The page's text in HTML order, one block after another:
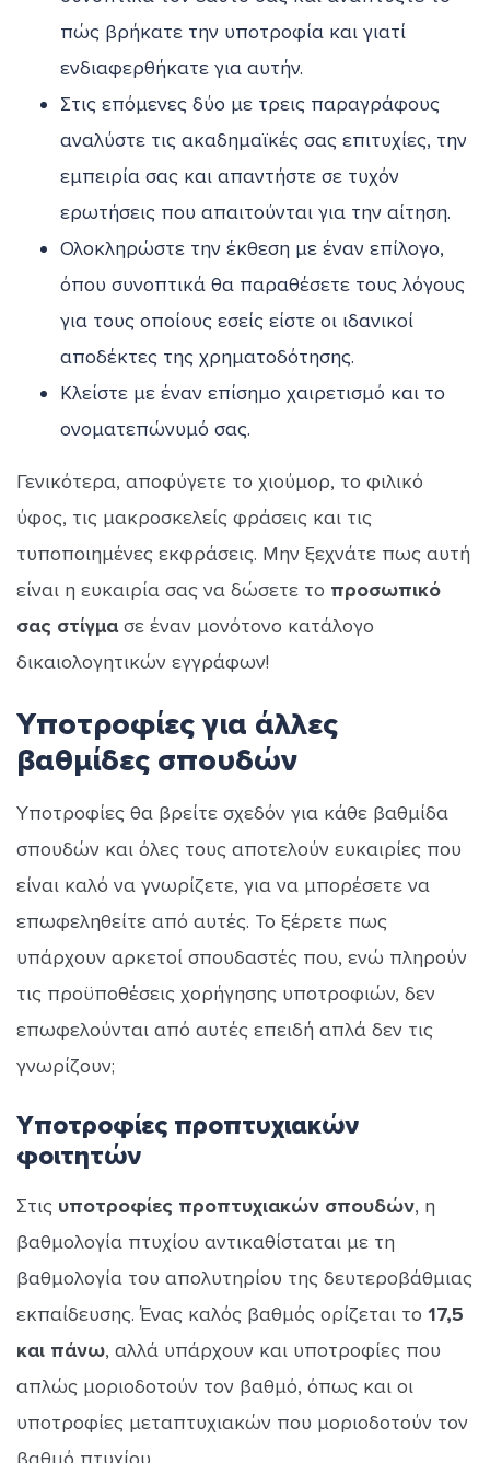
πώς βρήκατε την υποτροφία και γιατί
ενδιαφερθήκατε για αυτήν.
Στις επόμενες δύο με τρεις παραγράφους
αναλύστε τις ακαδημαϊκές σας επιτυχίες, την
εμπειρία σας και απαντήστε σε τυχόν
ερωτήσεις που απαιτούνται για την αίτηση.
Ολοκληρώστε την έκθεση με έναν επίλογο,
όπου συνοπτικά θα παραθέσετε τους λόγους
για τους οποίους εσείς είστε οι ιδανικοί
αποδέκτες της χρηματοδότησης.
Κλείστε με έναν επίσημο χαιρετισμό και το
ονοματεπώνυμό σας.
Γενικότερα, αποφύγετε το χιούμορ, το φιλικό
ύφος, τις μακροσκελείς φράσεις και τις
τυποποιημένες εκφράσεις. Μην ξεχνάτε πως αυτή
είναι η ευκαιρία σας να δώσετε το προσωπικό
σας στίγμασε έναν μονότονο κατάλογο
δικαιολογητικών εγγράφων!
Υποτροφίες για άλλες
βαθμίδες σπουδών
Υποτροφίες θα βρείτε σχεδόν για κάθε βαθμίδα
σπουδών και όλες τους αποτελούν ευκαιρίες που
είναι καλό να γνωρίζετε, για να μπορέσετε να
επωφεληθείτε από αυτές. Το ξέρετε πως
υπάρχουν αρκετοί σπουδαστές που, ενώ πληρούν
τις προϋποθέσεις χορήγησης υποτροφιών, δεν
επωφελούνται από αυτές επειδή απλά δεν τις
γνωρίζουν;
Υποτροφίες προπτυχιακών
φοιτητών
Στις υποτροφίες προπτυχιακών σπουδών, η
βαθμολογία πτυχίου αντικαθίσταται με τη
βαθμολογία του απολυτηρίου της δευτεροβάθμιας
εκπαίδευσης. Ένας καλός βαθμός ορίζεται το 17,5
και πάνω, αλλά υπάρχουν και υποτροφίες που
απλώς μοριοδοτούν τον βαθμό, όπως και οι
υποτροφίες μεταπτυχιακών που μοριοδοτούν τον